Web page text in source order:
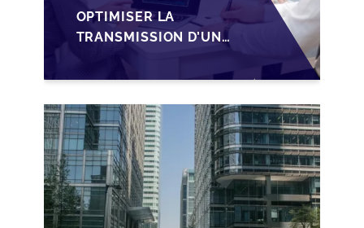
OPTIMISER LA
TRANSMISSION D’UNE
LUXEMBOURGEOISE
STRUCTURATION
SOPARFI